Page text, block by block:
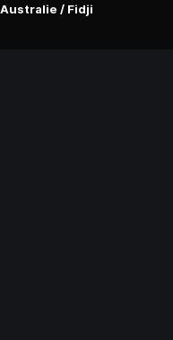
/ Fidji